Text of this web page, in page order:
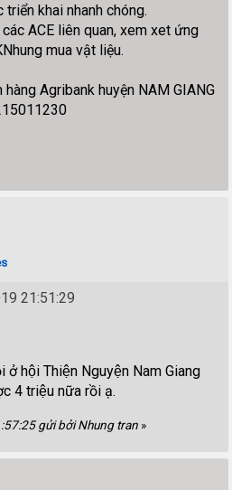
khai nhanh chóng.
ACE liên quan, xem xet ứng
mua vật liệu.
Agribank huyện NAM GIANG
21:51:29
ở hội Thiện Nguyện Nam Giang
4 triệu nữa rồi ạ.
gửi bởi Nhung tran »